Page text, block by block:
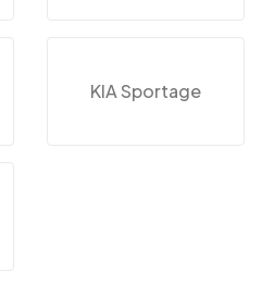
KIA Sportage